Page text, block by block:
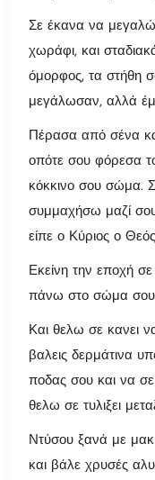
Σε έκανα να
χωράφι, και
όμορφος, τα στήθη
μεγάλωσαν, αλλά
Πέρασα από σένα
οπότε σου φόρεσα
κόκκινο σου σώμα.
συμμαχήσω μαζί
είπε ο Κύριος ο
Εκείνη την εποχή
πάνω στο σώμα σου
Και θελω σε κανει
βαλεις δερμάτινα
ποδας σου και να
θελω σε τυλιξει
Ντύσου ξανά με
και βάλε χρυσές